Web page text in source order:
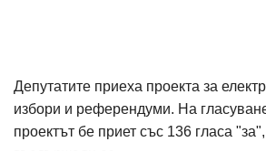
Депутатите приеха проекта за
избори и референдуми. На
проектът бе приет със 136 гласа